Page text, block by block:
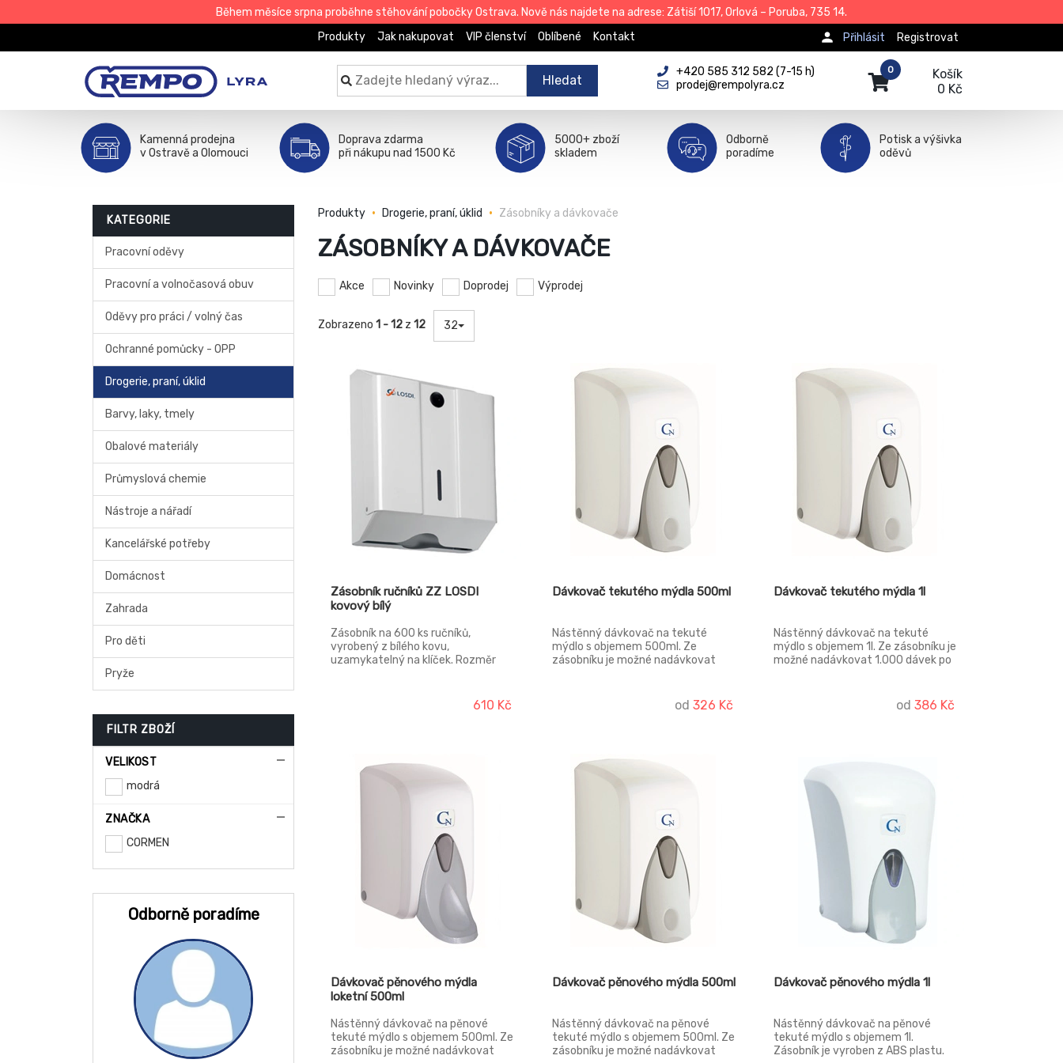
Během měsíce srpna proběhne stěhování pobočky Ostrava. Nově nás najdete na adrese: Zátiší 1017, Orlová – Poruba, 735 14.
Produkty
Jak nakupovat VIP členství Oblíbené Kontakt Registrovat
Přihlásit
Hledat
+420 585 312 582 (7-15 h)
prodej@rempolyra.cz
Košík
0 Kč
0
Kamenná prodejna
v Ostravě a Olomouci
Doprava zdarma
při nákupu nad 1500 Kč
5000+ zboží
skladem
Odborně
poradíme
Potisk a výšivka
oděvů
KATEGORIE
Pracovní oděvy
Pracovní a volnočasová obuv
Oděvy pro práci / volný čas
Ochranné pomůcky - OPP
Drogerie, praní, úklid
Barvy, laky, tmely
Obalové materiály
Průmyslová chemie
Nástroje a nářadí
Kancelářské potřeby
Domácnost
Zahrada
Pro děti
Pryže
FILTR ZBOŽÍ
VELIKOST
modrá
ZNAČKA
CORMEN
Odborně poradíme
Produkty Drogerie, praní, úklid Zásobníky a dávkovače
ZÁSOBNÍKY A DÁVKOVAČE
Akce Novinky Doprodej Výprodej
Zobrazeno 1 - 12 z 12 32
Zásobník ručníků ZZ LOSDI
kovový bílý
Zásobník na 600 ks ručníků,
vyrobený z bílého kovu,
uzamykatelný na klíček. Rozměr
610 Kč
Dávkovač tekutého mýdla 500ml
Nástěnný dávkovač na tekuté
mýdlo s objemem 500ml. Ze
zásobníku je možné nadávkovat
montovat na druky i samolepky
od 326 Kč
Dávkovač tekutého mýdla 1l
Nástěnný dávkovač na tekuté
mýdlo s objemem 1l. Ze zásobníku je
možné nadávkovat 1.000 dávek po
od 386 Kč
Dávkovač pěnového mýdla
loketní 500ml
Nástěnný dávkovač na pěnové
tekuté mýdlo s objemem 500ml. Ze
zásobníku je možné nadávkovat
Dávkovač pěnového mýdla 500ml
Nástěnný dávkovač na pěnové
tekuté mýdlo s objemem 500ml. Ze
zásobníku je možné nadávkovat
Dávkovač pěnového mýdla 1l
Nástěnný dávkovač na pěnové
tekuté mýdlo s objemem 1l.
Zásobník je vyroben z ABS plastu.